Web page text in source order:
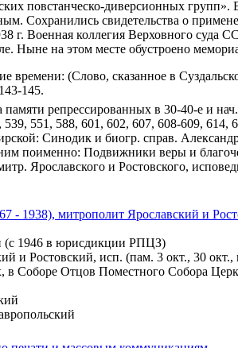
повстанческо-диверсионных
Сохранились свидетельства о
г. Военная коллегия Верховного суда
Ныне на этом месте обустроено
(Слово, сказанное в
145.
репрессированных в 30-40-е и
551, 588, 601, 602, 607, 608-609, 614,
Синодик и биогр. справ.
поименно: Подвижники веры и
Ярославского и Ростовского,
- 1938), митрополит Ярославский и
(с 1946 в юрисдикции РПЦЗ)
и Ростовский, исп. (пам. 3 окт., 30
Соборе Отцов Поместного Собора